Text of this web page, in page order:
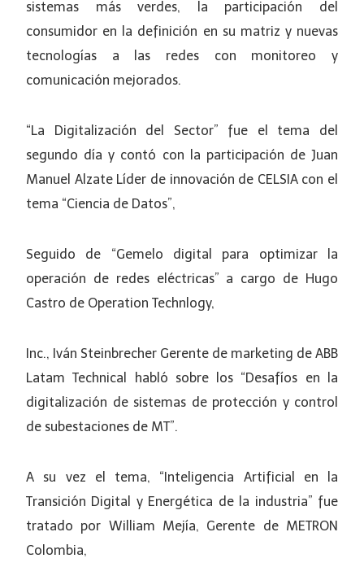
sistemas más verdes, la participación del
consumidor en la definición en su matriz y nuevas
tecnologías a las redes con monitoreo y
comunicación mejorados.
“La Digitalización del Sector” fue el tema del
segundo día y contó con la participación de Juan
Manuel Alzate Líder de innovación de CELSIA con el
tema “Ciencia de Datos”,
Seguido de “Gemelo digital para optimizar la
operación de redes eléctricas” a cargo de Hugo
Castro de Operation Technlogy,
Inc., Iván Steinbrecher Gerente de marketing de ABB
Latam Technical habló sobre los “Desafíos en la
digitalización de sistemas de protección y control
de subestaciones de MT”.
A su vez el tema, “Inteligencia Artificial en la
Transición Digital y Energética de la industria” fue
tratado por William Mejía, Gerente de METRON
Colombia,